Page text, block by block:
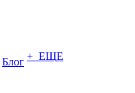
Блог + ЕЩЕ